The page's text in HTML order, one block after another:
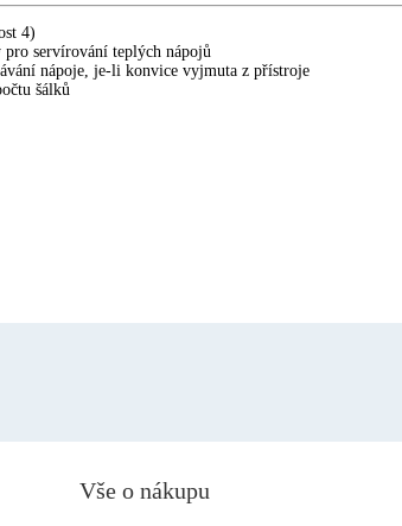
4)
servírování teplých nápojů
nápoje, je-li konvice vyjmuta z přístroje
šálků
Vše o nákupu